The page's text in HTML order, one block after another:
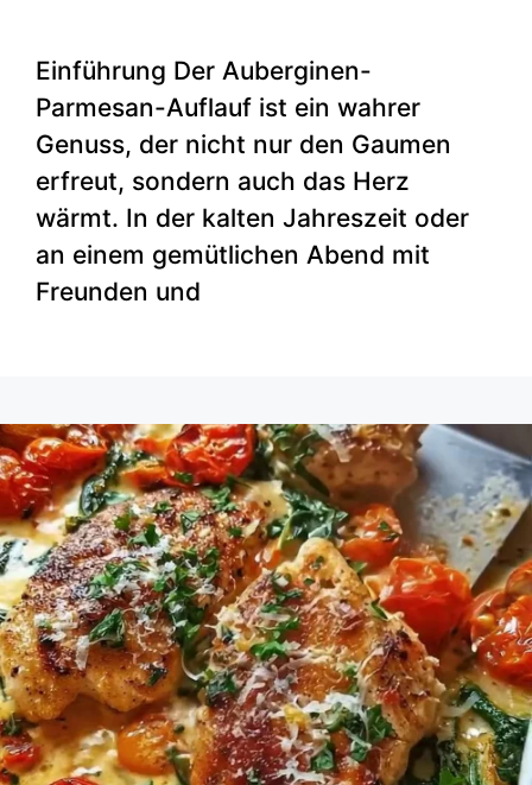
Einführung Der Auberginen-
Parmesan-Auflauf ist ein wahrer
Genuss, der nicht nur den Gaumen
erfreut, sondern auch das Herz
wärmt. In der kalten Jahreszeit oder
an einem gemütlichen Abend mit
Freunden und